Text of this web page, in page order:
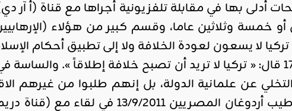
أو خمسة وثلاثين عاما، وقسم كبير من هؤلاء
لا يسعون لعودة الخلافة ولا إلى تطبيق أحكام
السعودية) 17/2/2017 قال: « تركيا لا تريد أن تصبح خلافة إطلاقاً
عن علمانية الدولة، بل إنهم طلبوا من غيرهم
الوزراء التركي رجب طيب أردوغان